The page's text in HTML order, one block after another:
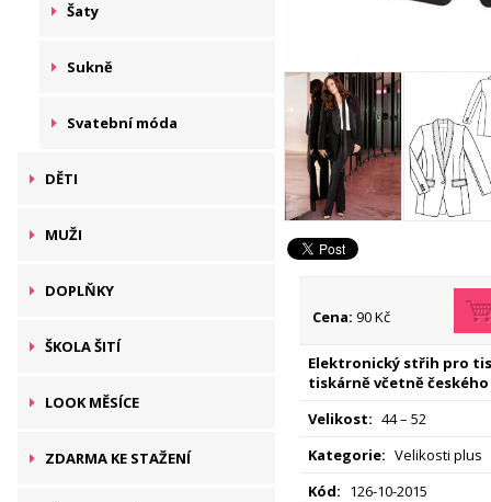
Šaty
Sukně
Svatební móda
DĚTI
MUŽI
DOPLŇKY
ŠKOLA ŠITÍ
LOOK MĚSÍCE
ZDARMA KE STAŽENÍ
Cena: 90 Kč
Elektronický střih pro
tiskárně včetně českého
Velikost: 44 – 52
Kategorie: Velikosti plus
Kód: 126-10-2015